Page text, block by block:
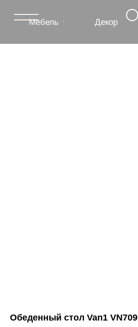
Мебель
Обеденный стол Van1 VN709